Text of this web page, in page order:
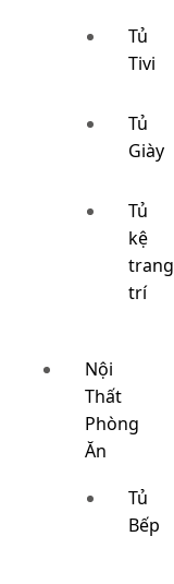
Tủ
Tivi
Tủ
Giày
Tủ
kệ
trang
trí
Nội
Thất
Phòng
Ăn
Tủ
Bếp